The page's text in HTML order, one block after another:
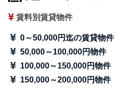
賃料別賃貸物件
0～50,000円迄の賃貸物件
50,000～100,000円物件
100,000～150,000円物件
150,000～200,000円物件